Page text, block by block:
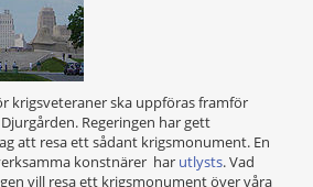
krigsveteraner ska uppföras framför
Regeringen har gett
att resa ett sådant krigsmonument. En
konstnärer har utlysts. Vad
vill resa ett krigsmonument över våra